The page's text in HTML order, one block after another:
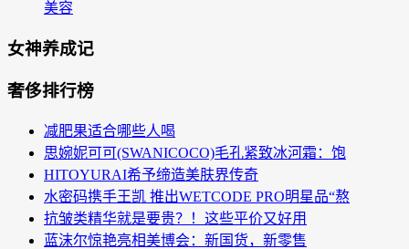
美容
女神养成记
奢侈排行榜
减肥果适合哪些人喝
思婉妮可可(SWANICOCO)毛孔紧致冰河霜：饱
HITOYURAI希予缔造美肤界传奇
水密码携手王凯 推出WETCODE PRO明星品“熬
抗皱类精华就是要贵？！这些平价又好用
蓝沫尔惊艳亮相美博会：新国货，新零售